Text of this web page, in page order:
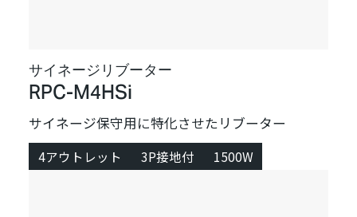
サイネージリブーター
RPC-M4HSi
サイネージ保守用に特化させたリブーター
4アウトレット 3P接地付 1500W